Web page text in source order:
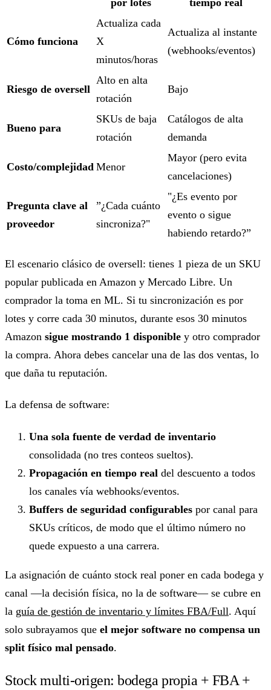
Cómo funciona
Actualiza cada
X
minutos/horas
Actualiza al instante
(webhooks/eventos)
Riesgo de oversell
Alto en alta
rotación
Bajo
Bueno para
SKUs de baja
rotación
Catálogos de alta
demanda
Costo/complejidad Menor
Mayor (pero evita
cancelaciones)
Pregunta clave al
proveedor
”¿Cada cuánto
sincroniza?"
"¿Es evento por
evento o sigue
habiendo retardo?”
El escenario clásico de oversell: tienes 1 pieza de un SKU
popular publicada en Amazon y Mercado Libre. Un
comprador la toma en ML. Si tu sincronización es por
lotes y corre cada 30 minutos, durante esos 30 minutos
Amazon sigue mostrando 1 disponible y otro comprador
la compra. Ahora debes cancelar una de las dos ventas, lo
que daña tu reputación.
La defensa de software:
Una sola fuente de verdad de inventario
consolidada (no tres conteos sueltos).
Propagación en tiempo real del descuento a todos
los canales vía webhooks/eventos.
Buffers de seguridad configurables por canal para
SKUs críticos, de modo que el último número no
quede expuesto a una carrera.
La asignación de cuánto stock real poner en cada bodega y
canal —la decisión física, no la de software— se cubre en
la guía de gestión de inventario y límites FBA/Full. Aquí
solo subrayamos que el mejor software no compensa un
split físico mal pensado.
Stock multi-origen: bodega propia + FBA +